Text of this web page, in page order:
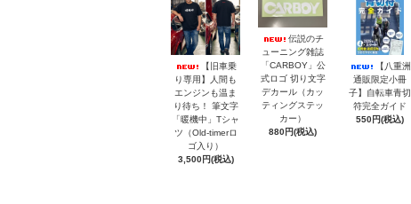
【旧車乗
り専用】人間も
エンジンも温ま
り待ち！ 筆文字
「暖機中」Tシャ
ツ（Old-timerロ
ゴ入り）
3,500円(税込)
伝説のチ
ューニング雑誌
「CARBOY」公
式ロゴ 切り文字
デカール（カッ
ティングステッ
カー）
880円(税込)
【八重洲
通販限定小冊
子】自転車青切
符完全ガイド
550円(税込)